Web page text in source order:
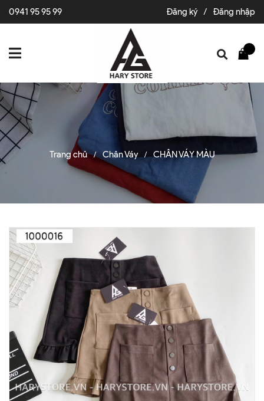
0941 95 95 99 Đăng ký / Đăng nhập
Trang chủ / Chân Váy / CHÂN VÁY MÀU